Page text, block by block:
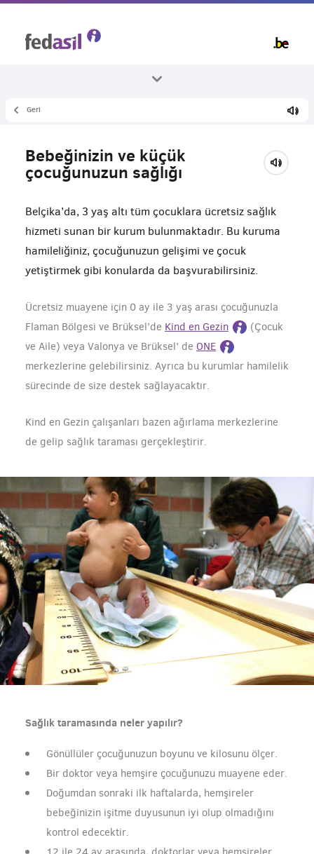
Çocuk sağlığı
Geri
Bebeğinizin ve küçük
çocuğunuzun sağlığı
Belçika’da, 3 yaş altı tüm çocuklara ücretsiz sağlık
hizmeti sunan bir kurum bulunmaktadır. Bu kuruma
hamileliğiniz, çocuğunuzun gelişimi ve çocuk
yetiştirmek gibi konularda da başvurabilirsiniz.
Ücretsiz muayene için 0 ay ile 3 yaş arası çocuğunuzla
Flaman Bölgesi ve Brüksel’de Kind en Gezin
(Çocuk
ve Aile) veya Valonya ve Brüksel’ de ONE
merkezlerine gelebilirsiniz. Ayrıca bu kurumlar hamilelik
sürecinde de size destek sağlayacaktır.
Kind en Gezin çalışanları bazen ağırlama merkezlerine
de gelip sağlık taraması gerçekleştirir.
Sağlık taramasında neler yapılır?
Gönüllüler çocuğunuzun boyunu ve kilosunu ölçer.
Bir doktor veya hemşire çocuğunuzu muayene eder.
Doğumdan sonraki ilk haftalarda, hemşireler
bebeğinizin işitme duyusunun iyi olup olmadığını
kontrol edecektir.